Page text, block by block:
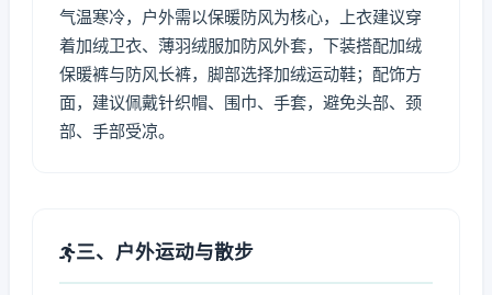
气温寒冷，户外需以保暖防风为核心，上衣建议穿
着加绒卫衣、薄羽绒服加防风外套，下装搭配加绒
保暖裤与防风长裤，脚部选择加绒运动鞋；配饰方
面，建议佩戴针织帽、围巾、手套，避免头部、颈
部、手部受凉。
三、户外运动与散步